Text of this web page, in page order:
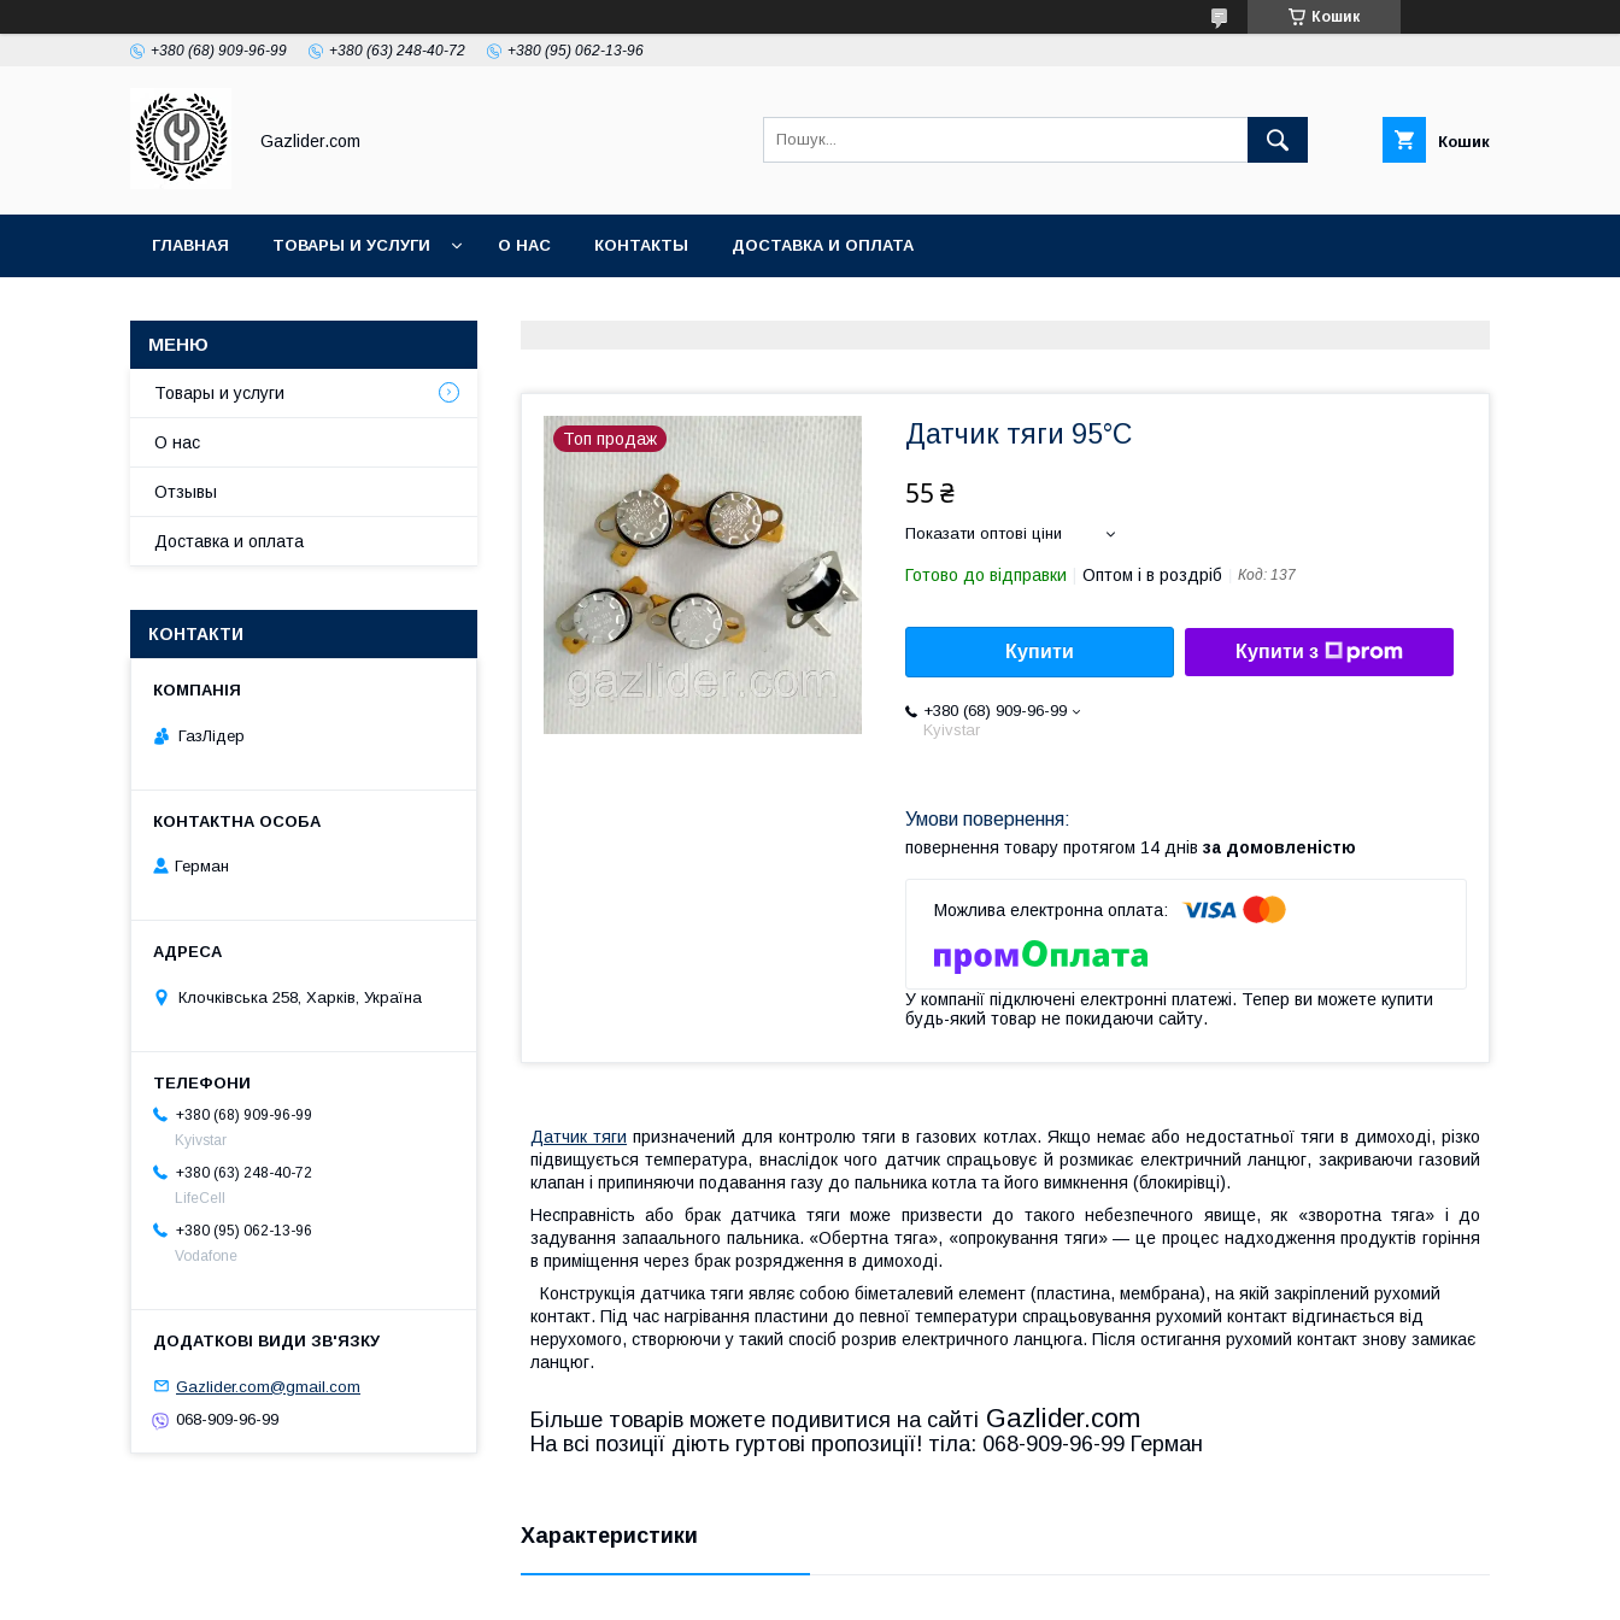
Кошик
+380 (68) 909-96-99 +380 (63) 248-40-72 +380 (95) 062-13-96
Gazlider.com Кошик
ГЛАВНАЯ ТОВАРЫ И УСЛУГИ О НАС КОНТАКТЫ ДОСТАВКА И ОПЛАТА
Топ продаж Датчик тяги 95°С
55 ₴
Показати оптові ціни
Готово до відправки Оптом і в роздріб Код: 137
Купити Купити з
+380 (68) 909-96-99
Kyivstar
повернення товару протягом 14 днів за домовленістю
У компанії підключені електронні платежі. Тепер ви можете купити
будь-який товар не покидаючи сайту.
Датчик тяги призначений для контролю тяги в газових котлах. Якщо немає або недостатньої тяги в димоході, різко
підвищується температура, внаслідок чого датчик спрацьовує й розмикає електричний ланцюг, закриваючи газовий
клапан і припиняючи подавання газу до пальника котла та його вимкнення (блокирівці).
Несправність або брак датчика тяги може призвести до такого небезпечного явище, як «зворотна тяга» і до
задування запаального пальника. «Обертна тяга», «опрокування тяги» — це процес надходження продуктів горіння
в приміщення через брак розрядження в димоході.
Конструкція датчика тяги являє собою біметалевий елемент (пластина, мембрана), на якій закріплений рухомий
контакт. Під час нагрівання пластини до певної температури спрацьовування рухомий контакт відгинається від
нерухомого, створюючи у такий спосіб розрив електричного ланцюга. Після остигання рухомий контакт знову замикає
ланцюг.
Більше товарів можете подивитися на сайті Gazlider.com
На всі позиції діють гуртові пропозиції! тіла: 068-909-96-99 Герман
Характеристики
Товары и услуги
О нас
Отзывы
Доставка и оплата
КОНТАКТИ
ГазЛiдер
Герман
Клочкiвська 258, Харків, Україна
+380 (68) 909-96-99
Kyivstar
+380 (63) 248-40-72
LifeCell
+380 (95) 062-13-96
Vodafone
Gazlider.com@gmail.com
068-909-96-99